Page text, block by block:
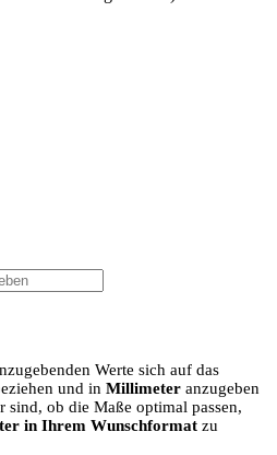
Werte sich auf das
und in Millimeter anzugeben
sind, ob die Maße optimal passen,
in Ihrem Wunschformat zu